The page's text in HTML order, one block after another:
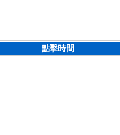
點擊時間